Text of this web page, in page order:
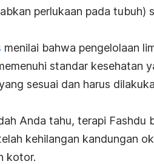
perlukaan pada tubuh)
menilai bahwa pengelolaan
standar kesehatan
sesuai dan harus
Anda tahu, terapi Fashdu
kehilangan kandungan
kotor.